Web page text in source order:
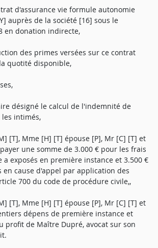
d'assurance vie formule autonomie
auprès de la société [16] sous le
en donation indirecte,
des primes versées sur ce contrat
quotité disponible,
désigné le calcul de l'indemnité de
intimés,
[T], Mme [H] [T] épouse [P], Mr [C] [T] et
une somme de 3.000 € pour les frais
exposés en première instance et 3.500 €
en cause d'appel par application des
700 du code de procédure civile,,
[T], Mme [H] [T] épouse [P], Mr [C] [T] et
dépens de première instance et
profit de Maître Dupré, avocat sur son